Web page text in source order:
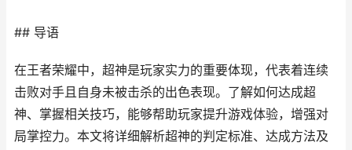
## 导语
在王者荣耀中，超神是玩家实力的重要体现，代表着连续
击败对手且自身未被击杀的出色表现。了解如何达成超
神、掌握相关技巧，能够帮助玩家提升游戏体验，增强对
局掌控力。本文将详细解析超神的判定标准、达成方法及